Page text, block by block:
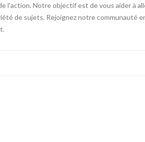
l'action. Notre objectif est de vous aider à
de sujets. Rejoignez notre communauté